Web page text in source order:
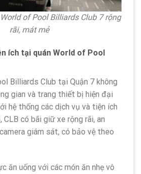
of Pool Billiards Club 7 rộng
rãi, mát mẻ
ích tại quán World of Pool
Billiards Club tại Quận 7 không
gian và trang thiết bị hiện đại
hệ thống các dịch vụ và tiện ích
CLB có bãi giữ xe rộng rãi, an
giám sát, có bảo vệ theo
ăn uống với các món ăn nhẹ vô